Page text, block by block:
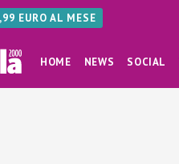
EURO AL MESE
HOME NEWS SOCIAL